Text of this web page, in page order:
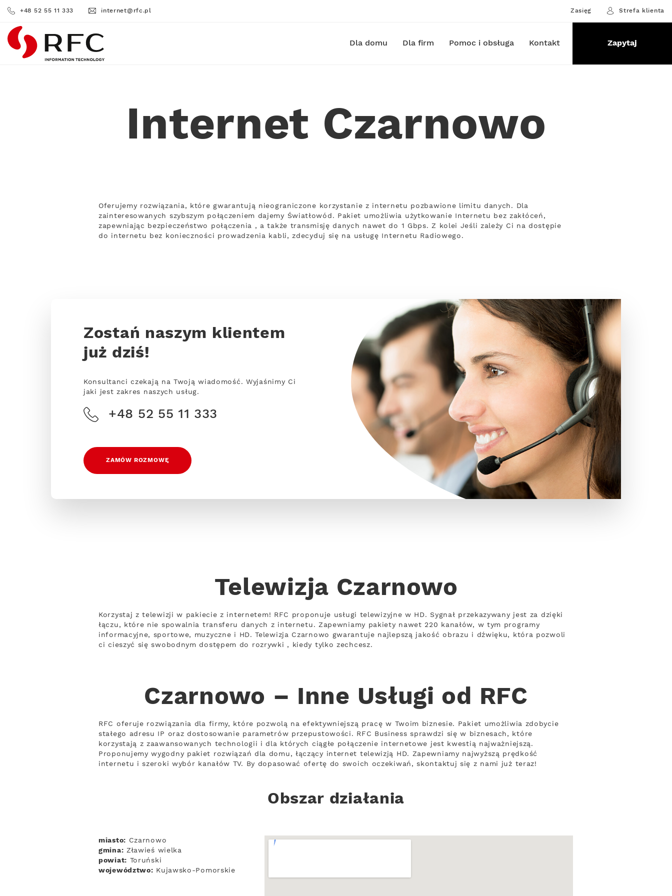
+48 52 55 11 333 internet@rfc.pl Zasięg Strefa klienta
RFC Dla domu Dla firm Pomoc i obsługa Kontakt Zapytaj
Internet Czarnowo
Oferujemy rozwiązania, które gwarantują nieograniczone korzystanie z internetu pozbawione limitu danych. Dla
zainteresowanych szybszym połączeniem dajemy Światłowód. Pakiet umożliwia użytkowanie Internetu bez zakłóceń,
zapewniając bezpieczeństwo połączenia , a także transmisję danych nawet do 1 Gbps. Z kolei Jeśli zależy Ci na dostępie
do internetu bez konieczności prowadzenia kabli, zdecyduj się na usługę Internetu Radiowego.
Zostań naszym klientem
już dziś!
Konsultanci czekają na Twoją wiadomość. Wyjaśnimy Ci
jaki jest zakres naszych usług.
+48 52 55 11 333
ZAMÓW ROZMOWĘ
Telewizja Czarnowo
Korzystaj z telewizji w pakiecie z internetem! RFC proponuje usługi telewizyjne w HD. Sygnał przekazywany jest za dzięki
łączu, które nie spowalnia transferu danych z internetu. Zapewniamy pakiety nawet 220 kanałów, w tym programy
informacyjne, sportowe, muzyczne i HD. Telewizja Czarnowo gwarantuje najlepszą jakość obrazu i dźwięku, która pozwoli
ci cieszyć się swobodnym dostępem do rozrywki , kiedy tylko zechcesz.
Czarnowo – Inne Usługi od RFC
RFC oferuje rozwiązania dla firmy, które pozwolą na efektywniejszą pracę w Twoim biznesie. Pakiet umożliwia zdobycie
stałego adresu IP oraz dostosowanie parametrów przepustowości. RFC Business sprawdzi się w biznesach, które
korzystają z zaawansowanych technologii i dla których ciągłe połączenie internetowe jest kwestią najważniejszą.
Proponujemy wygodny pakiet rozwiązań dla domu, łączący internet telewizją HD. Zapewniamy najwyższą prędkość
internetu i szeroki wybór kanałów TV. By dopasować ofertę do swoich oczekiwań, skontaktuj się z nami już teraz!
Obszar działania
miasto: Czarnowo
gmina: Zławieś wielka
powiat: Toruński
województwo: Kujawsko-Pomorskie